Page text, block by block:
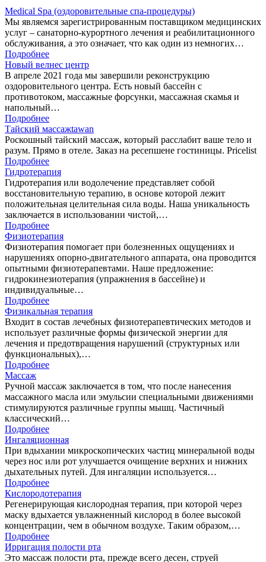
Medical Spa (оздоровительные спа-процедуры)
Мы являемся зарегистрированным поставщиком медицинских
услуг – санаторно-курортного лечения и реабилитационного
обслуживания, а это означает, что как один из немногих…
Подробнее
Новый велнес центр
В апреле 2021 года мы завершили реконструкцию
оздоровительного центра. Есть новый бассейн с
противотоком, массажные форсунки, массажная скамья и
напольный…
Подробнее
Тайский массажtawan
Роскошный тайский массаж, который расслабит ваше тело и
разум. Прямо в отеле. Заказ на ресепшене гостиницы. Pricelist
Подробнее
Гидротерапия
Гидротерапия или водолечение представляет собой
восстановительную терапию, в основе которой лежит
положительная целительная сила воды. Наша уникальность
заключается в использовании чистой,…
Подробнее
Физиотерапия
Физиотерапия помогает при болезненных ощущениях и
нарушениях опорно-двигательного аппарата, она проводится
опытными физиотерапевтами. Наше предложение:
гидрокинезиотерапия (упражнения в бассейне) и
индивидуальные…
Подробнее
Физикальная терапия
Входит в состав лечебных физиотерапевтических методов и
использует различные формы физической энергии для
лечения и предотвращения нарушений (структурных или
функциональных),…
Подробнее
Массаж
Ручной массаж заключается в том, что после нанесения
массажного масла или эмульсии специальными движениями
стимулируются различные группы мышц. Частичный
классический…
Подробнее
Ингаляционная
При вдыхании микроскопических частиц минеральной воды
через нос или рот улучшается очищение верхних и нижних
дыхательных путей. Для ингаляции используется…
Подробнее
Кислородотерапия
Регенерирующая кислородная терапия, при которой через
маску вдыхается увлажненный кислород в более высокой
концентрации, чем в обычном воздухе. Таким образом,…
Подробнее
Ирригация полости рта
Это массаж полости рта, прежде всего десен, струей